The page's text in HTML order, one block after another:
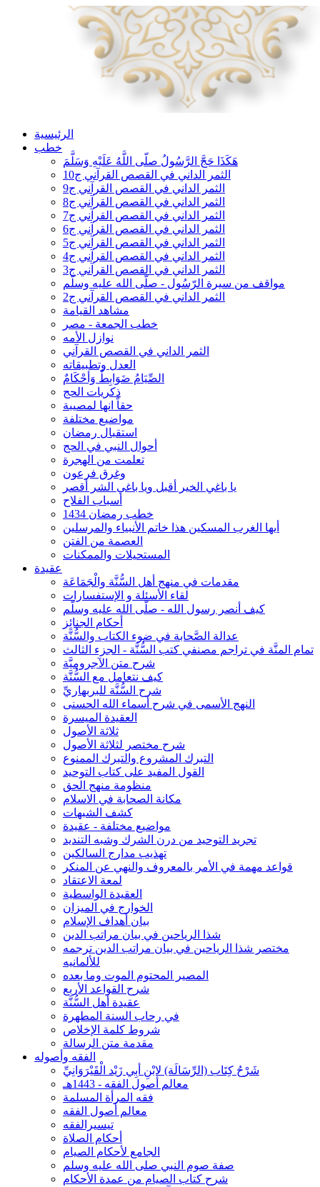
الرئيسية
خطب
هَكَذَا حَجَّ الرَّسُولُ صلّى اللَّهُ عَلَيْهِ وَسَلَّمَ
الثمر الداني في القصص القرآني ج10
الثمر الداني في القصص القرآني ج9
الثمر الداني في القصص القرآني ج8
الثمر الداني في القصص القرآني ج7
الثمر الداني في القصص القرآني ج6
الثمر الداني في القصص القرآني ج5
الثمر الداني في القصص القرآني ج4
الثمر الداني في القصص القرآني ج3
مواقف من سيرة الرّسُول - صلّى الله عليه وسلّم
الثمر الداني في القصص القرآني ج2
مشاهد القيامة
خطب الجمعة - مصر
نوازل الأمه
الثمر الداني في القصص القرآني
العدل وتطبيقاته
الصِّيَامُ ضَوَابِطٌ وَأحْكَامٌ
ذكريات الحج
حقاً انها لمصيبة
مواضيع مختلفة
استقبال رمضان
أحوال النبي في الحج
تعلمت من الهجرة
وغرق فرعون
يا باغي الخير أقبل ويا باغي الشر أقصر
أسباب الفلاح
خطب رمضان 1434
أيها الغرب المسكين هذا خاتم الأنبياء والمرسلين
العصمة من الفتن
المستحيلات والممكنات
عقيدة
مقدمات في منهج أهل السُّنَّة والْجَمَاعَة
لقاء الأسئلة و الإستفسارات
كيف أنصر رسول الله - صلّى الله عليه وسلّم
أحكام الجنائِز
عدالة الصَّحابة في ضوء الكتاب والسُّنَّة
تمام المنَّة في تراجم مصنفي كتب السُّنَّة - الجزء الثالث
شرح متن الآجروميَّة
كيف نتعامل مع السُّنَّة
شرح السُّنَّة للبربهاريِّ
النهج الأسمى في شرح أسماء الله الحسنى
العقيدة الميسرة
ثلاثة الأصول
شرح مختصر لثلاثة الأصول
التبرك المشروع والتبرك الممنوع
القول المفيد على كتاب التوحيد
منظومة منهج الحق
مكانة الصحابة في الاسلام
كشف الشبهات
مواضيع مختلفة - عقيدة
تجريد التوحيد من درن الشرك وشبه التنديد
تهذيب مدارج السالكين
قواعد مهمة في الأمر بالمعروف والنهي عن المنكر
لمعة الاعتقاد
العقيدة الواسطية
الخوارج في الميزان
بيان أهداف الإسلام
شذا الرياحين في بيان مراتب الدين
مختصر شذا الرياحين في بيان مراتب الدين ترجمه
للألمانيه
المصير المحتوم الموت وما بعده
شرح القواعد الأربع
عقيدة أهل السُّنَّة
في رحاب السنة المطهرة
شروط كلمة الإخلاص
مقدمة متن الرسالة
الفقه وأصوله
شَرْحُ كِتَاب (الرِّسَالَة) لابْنِ أبِي زَيْد الْقَيْرَوَانِيِّ
معالم أصول الفقه - 1443هـ
فقه المرأة المسلمة
معالم أصول الفقه
تيسيرالفقه
أحكام الصلاة
الجامع لأحكام الصيام
صفة صوم النبي صلى الله عليه وسلم
شرح كتاب الصيام من عمدة الأحكام